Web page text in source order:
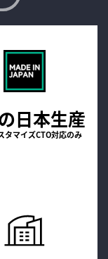
日本生産
タマイズCTO対応のみ